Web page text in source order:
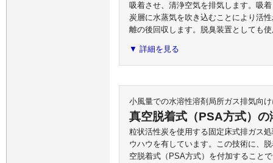
吸着させ、清浄空気を排気します。吸
炭層に水蒸気を吹き込むことにより活
離の後回収します。脱臭装置としても
▼ 詳細を見る
小風量での水溶性溶剤局所ガス排気向
真空脱着式（PSA方式）の
粒状活性炭を使用する固定床式排ガス
ウハウを有しています。この技術に、
空脱着式（PSA方式）を付加すること